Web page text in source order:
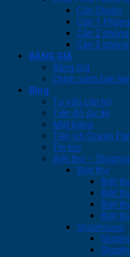
Căn Studio
Căn 1
Căn 2
Căn 3
BẢNG GIÁ
Bảng Giá
Chính sách bán
Blog
Tư vấn căn hộ
Tiến độ dự án
Mặt bằng
Tiện ích Ocean
Tin tức
Biệt thự –
Biệt thự
Biệt
Biệt
Biệt
Biệt
Shophouse